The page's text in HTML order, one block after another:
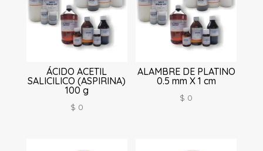
ÁCIDO ACETIL
SALICILICO (ASPIRINA)
100 g
$ 0
ALAMBRE DE PLATINO
0.5 mm X 1 cm
$ 0